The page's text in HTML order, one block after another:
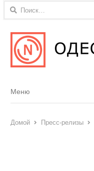
Найти:
Menu
Меню
Домой Пресс-релизы